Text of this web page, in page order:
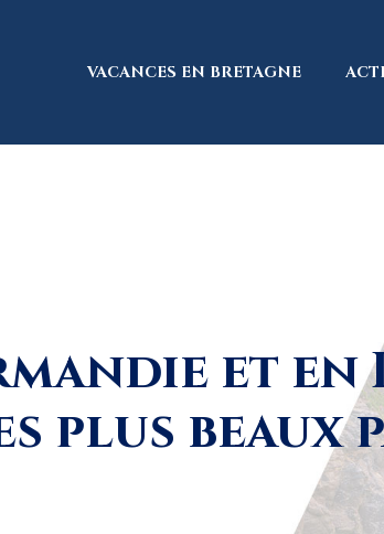
VACANCES EN BRETAGNE
et
plus beaux